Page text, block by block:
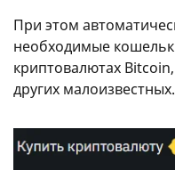
При этом
необходимые
криптовалютах
других малоизвестных.